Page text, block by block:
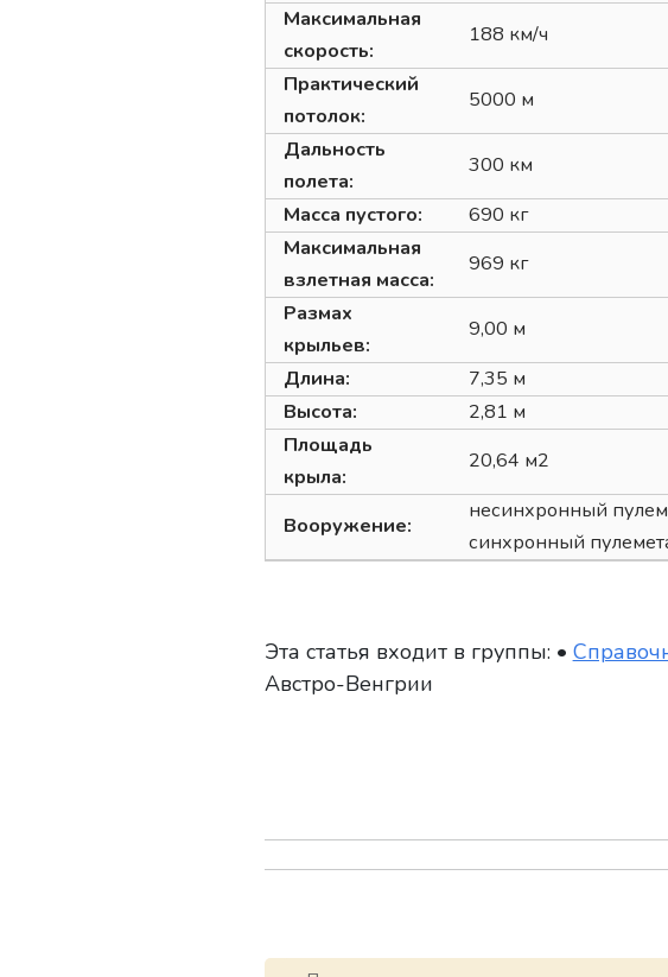
Максимальная
скорость:
188 км/ч
Практический
потолок:
5000 м
Дальность
полета:
300 км
Масса пустого:
690 кг
Максимальная
взлетная масса:
969 кг
Размах
крыльев:
9,00 м
Длина:
7,35 м
Высота:
2,81 м
Площадь
крыла:
20,64 м2
Вооружение:
несинхронный
синхронный
Эта статья входит в группы: •
Австро-Венгрии